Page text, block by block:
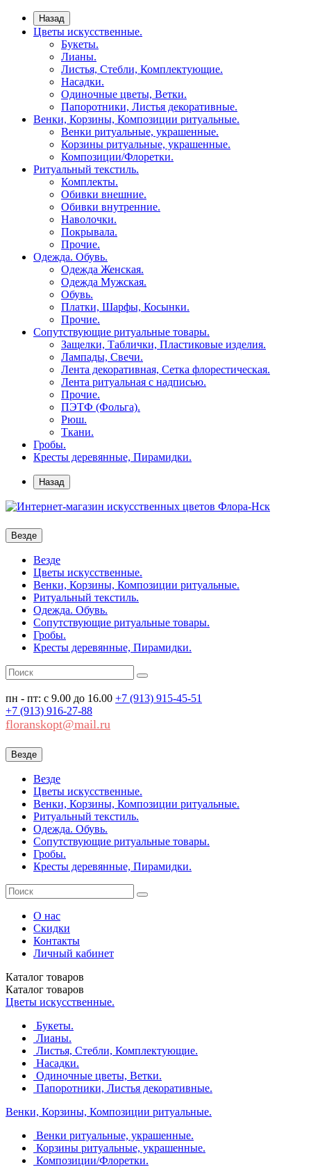
Назад
Цветы искусственные.
Букеты.
Лианы.
Листья, Стебли, Комплектующие.
Насадки.
Одиночные цветы, Ветки.
Папоротники, Листья декоративные.
Венки, Корзины, Композиции ритуальные.
Венки ритуальные, украшенные.
Корзины ритуальные, украшенные.
Композиции/Флоретки.
Ритуальный текстиль.
Комплекты.
Обивки внешние.
Обивки внутренние.
Наволочки.
Покрывала.
Прочие.
Одежда. Обувь.
Одежда Женская.
Одежда Мужская.
Обувь.
Платки, Шарфы, Косынки.
Прочие.
Сопутствующие ритуальные товары.
Защелки, Таблички, Пластиковые изделия.
Лампады, Свечи.
Лента декоративная, Сетка флорестическая.
Лента ритуальная с надписью.
Прочие.
ПЭТФ (Фольга).
Рюш.
Ткани.
Гробы.
Кресты деревянные, Пирамидки.
Назад
Везде
Везде
Цветы искусственные.
Венки, Корзины, Композиции ритуальные.
Ритуальный текстиль.
Одежда. Обувь.
Сопутствующие ритуальные товары.
Гробы.
Кресты деревянные, Пирамидки.
пн - пт: с 9.00 до 16.00 +7 (913) 915-45-51
+7 (913) 916-27-88
floranskopt@mail.ru
Везде
Везде
Цветы искусственные.
Венки, Корзины, Композиции ритуальные.
Ритуальный текстиль.
Одежда. Обувь.
Сопутствующие ритуальные товары.
Гробы.
Кресты деревянные, Пирамидки.
О нас
Скидки
Контакты
Личный кабинет
Каталог товаров
Каталог товаров
Цветы искусственные.
Букеты.
Лианы.
Листья, Стебли, Комплектующие.
Насадки.
Одиночные цветы, Ветки.
Папоротники, Листья декоративные.
Венки, Корзины, Композиции ритуальные.
Венки ритуальные, украшенные.
Корзины ритуальные, украшенные.
Композиции/Флоретки.